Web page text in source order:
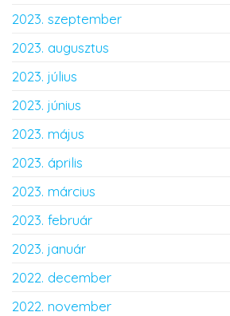
2023. szeptember
2023. augusztus
2023. július
2023. június
2023. május
2023. április
2023. március
2023. február
2023. január
2022. december
2022. november